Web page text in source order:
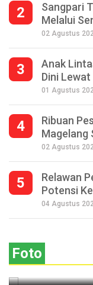
2
Sangpari
Melalui
02 Agustus
3
Anak
Dini
01 Agustus
4
Ribuan
Magelang
02 Agustus
5
Relawan
Potensi
04 Agustus
Foto
Lima